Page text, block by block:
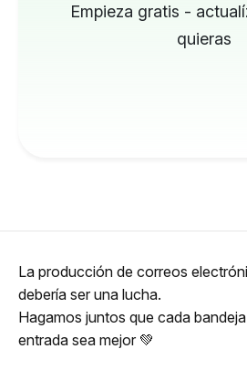
Empieza gratis -
quieras
La producción de correos
debería ser una lucha.
Hagamos juntos que cada
entrada sea mejor 💚